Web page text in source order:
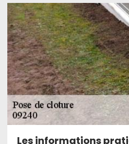
Les informations